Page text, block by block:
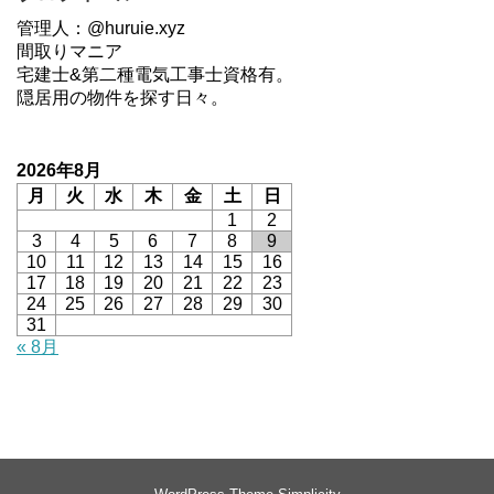
管理人：@huruie.xyz
間取りマニア
宅建士&第二種電気工事士資格有。
隠居用の物件を探す日々。
2026年8月
月
火 水 木 金 土
日
1
2
3
4 5 6 7 8
9
10
11 12 13 14 15
16
17
18 19 20 21 22
23
24
25 26 27 28 29
30
31
« 8月